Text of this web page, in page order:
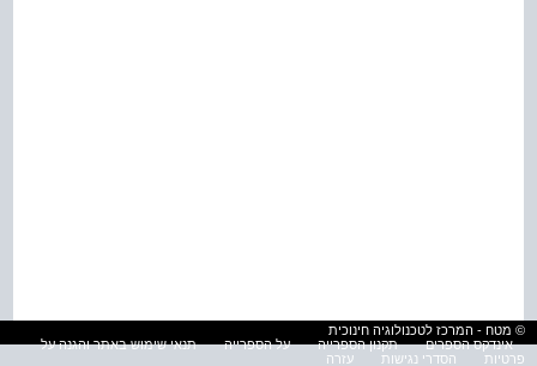
© מטח - המרכז לטכנולוגיה חינוכית
אינדקס הספרים
תקנון הספרייה על הספרייה
תנאי שימוש באתר והגנה על
פרטיות
הסדרי נגישות עזרה